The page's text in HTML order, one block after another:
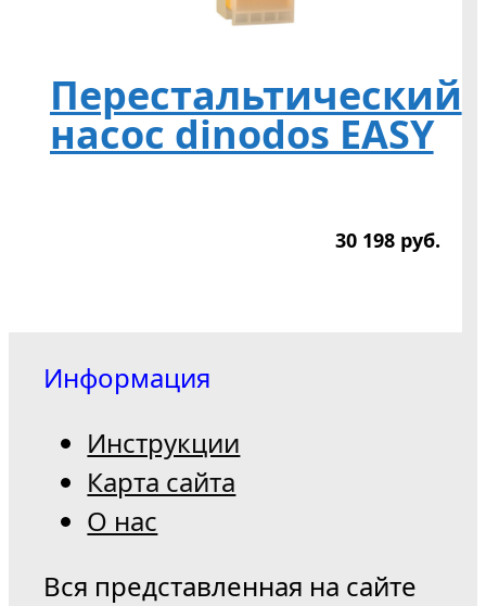
Перестальтический
насос dinodos EASY
30 198 руб.
Информация
Инструкции
Карта сайта
О нас
Вся представленная на сайте